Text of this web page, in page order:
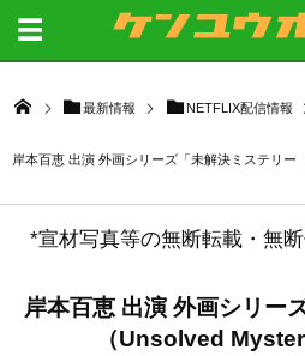
最新情報 NETFLIX配信情報
岸本百恵 出演 外画シリーズ「未解決ミステリー
*宣材写真等の無断転載・無
岸本百恵 出演 外画シリー
（Unsolved